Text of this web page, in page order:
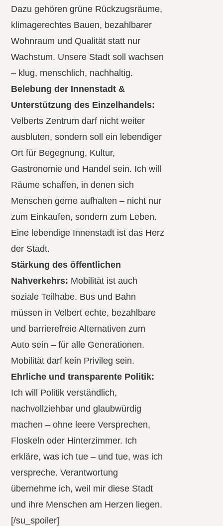
Dazu gehören grüne Rückzugsräume,
klimagerechtes Bauen, bezahlbarer
Wohnraum und Qualität statt nur
Wachstum. Unsere Stadt soll wachsen
– klug, menschlich, nachhaltig.
Belebung der Innenstadt &
Unterstützung des Einzelhandels:
Velberts Zentrum darf nicht weiter
ausbluten, sondern soll ein lebendiger
Ort für Begegnung, Kultur,
Gastronomie und Handel sein. Ich will
Räume schaffen, in denen sich
Menschen gerne aufhalten – nicht nur
zum Einkaufen, sondern zum Leben.
Eine lebendige Innenstadt ist das Herz
der Stadt.
Stärkung des öffentlichen
Nahverkehrs: Mobilität ist auch
soziale Teilhabe. Bus und Bahn
müssen in Velbert echte, bezahlbare
und barrierefreie Alternativen zum
Auto sein – für alle Generationen.
Mobilität darf kein Privileg sein.
Ehrliche und transparente Politik:
Ich will Politik verständlich,
nachvollziehbar und glaubwürdig
machen – ohne leere Versprechen,
Floskeln oder Hinterzimmer. Ich
erkläre, was ich tue – und tue, was ich
verspreche. Verantwortung
übernehme ich, weil mir diese Stadt
und ihre Menschen am Herzen liegen.
[/su_spoiler]